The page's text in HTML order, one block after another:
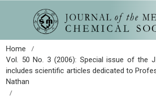
Home /
Vol. 50 No. 3 (2006): Special issue of the
includes scientific articles dedicated to
Nathan
/